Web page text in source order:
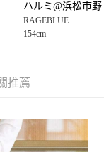
無須另外申請。
轉到大哥付的交易
認頁面所載為準。
過，訂單將自動取
結算日後寄送繳費提
ハルミ@浜松市野
RAGEBLUE
154cm
推薦